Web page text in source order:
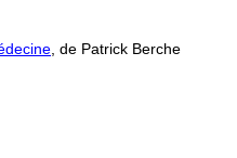
, de Patrick Berche